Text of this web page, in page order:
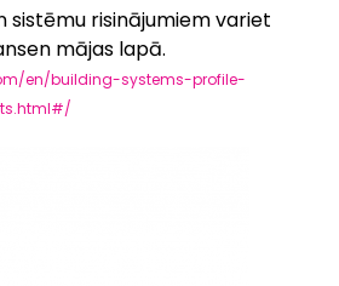
sistēmu risinājumiem variet
mājas lapā.
en/building-systems-profile-